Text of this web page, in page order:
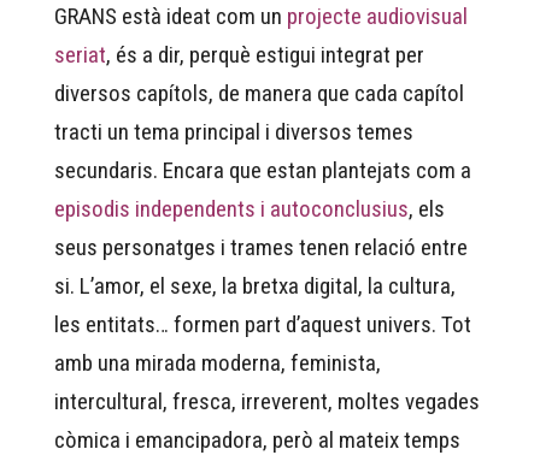
GRANS està ideat com un projecte audiovisual
seriat, és a dir, perquè estigui integrat per
diversos capítols, de manera que cada capítol
tracti un tema principal i diversos temes
secundaris. Encara que estan plantejats com a
episodis independents i autoconclusius, els
seus personatges i trames tenen relació entre
si. L’amor, el sexe, la bretxa digital, la cultura,
les entitats… formen part d’aquest univers. Tot
amb una mirada moderna, feminista,
intercultural, fresca, irreverent, moltes vegades
còmica i emancipadora, però al mateix temps